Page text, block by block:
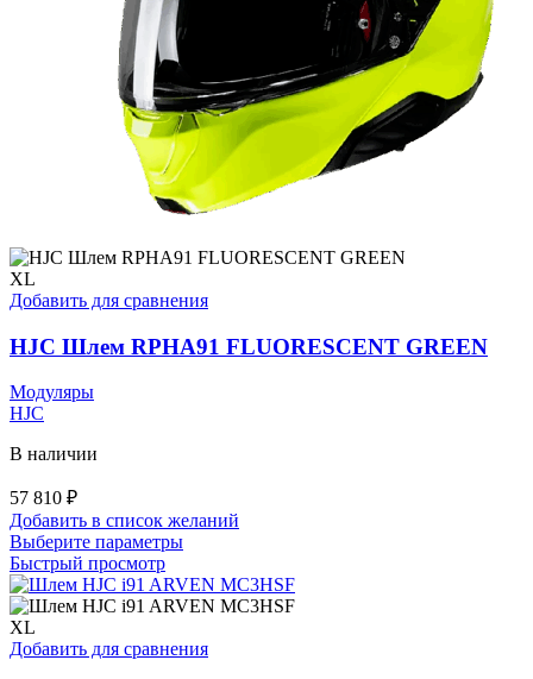
XL
Добавить для сравнения
HJC Шлем RPHA91 FLUORESCENT GREEN
Модуляры
HJC
В наличии
57 810 ₽
Добавить в список желаний
Выберите параметрыЭтот
имеет
несколько
Опции
Быстрый просмотр
XL
Добавить для сравнения